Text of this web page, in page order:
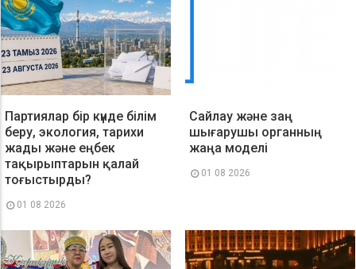
Партиялар бір күнде білім
беру, экология, тарихи
жады және еңбек
тақырыптарын қалай
тоғыстырды?
01 08 2026
Сайлау және заң
шығарушы органның
жаңа моделі
01 08 2026